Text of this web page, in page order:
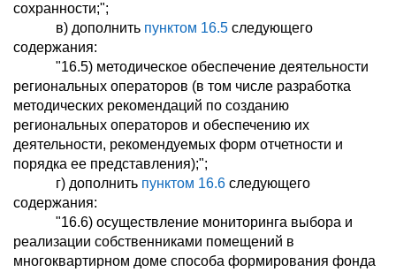
сохранности;";
в) дополнить пунктом 16.5 следующего
содержания:
"16.5) методическое обеспечение деятельности
региональных операторов (в том числе разработка
методических рекомендаций по созданию
региональных операторов и обеспечению их
деятельности, рекомендуемых форм отчетности и
порядка ее представления);";
г) дополнить пунктом 16.6 следующего
содержания:
"16.6) осуществление мониторинга выбора и
реализации собственниками помещений в
многоквартирном доме способа формирования фонда